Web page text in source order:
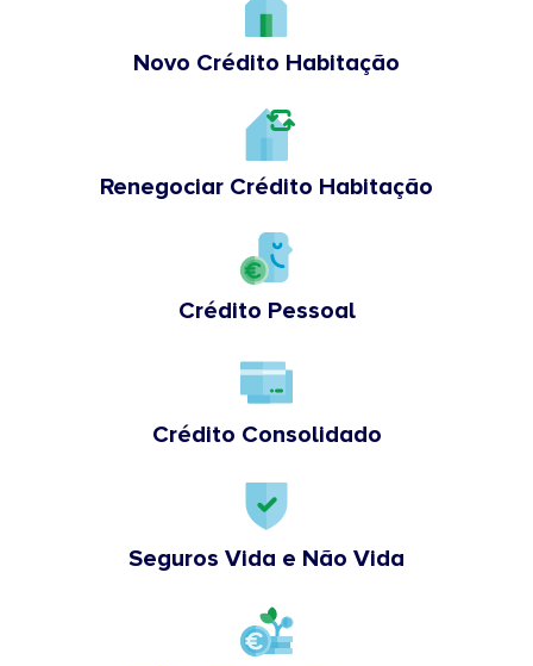
Novo Crédito Habitação
Renegociar Crédito Habitação
Crédito Pessoal
Crédito Consolidado
Seguros Vida e Não Vida